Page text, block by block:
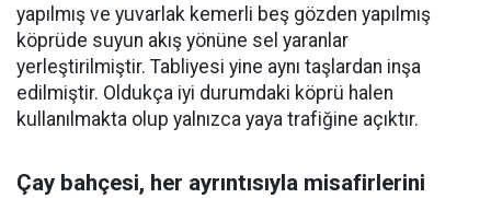
yapılmış ve yuvarlak kemerli beş gözden yapılmış
köprüde suyun akış yönüne sel yaranlar
yerleştirilmiştir. Tabliyesi yine aynı taşlardan inşa
edilmiştir. Oldukça iyi durumdaki köprü halen
kullanılmakta olup yalnızca yaya trafiğine açıktır.
Çay bahçesi, her ayrıntısıyla misafirlerini